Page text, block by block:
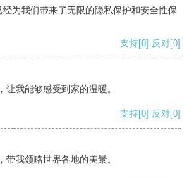
为我们带来了无限的隐私保护和安全性保
支持[0] 反对[0]
我能够感受到家的温暖。
支持[0] 反对[0]
我领略世界各地的美景。